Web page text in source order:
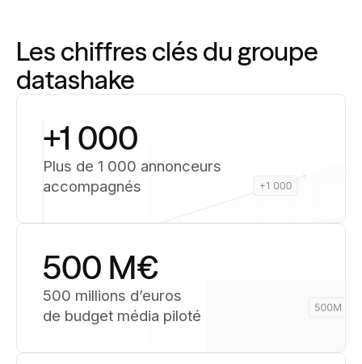
Les chiffres clés du groupe
datashake
+1 000
Plus de 1 000 annonceurs
accompagnés
500 M€
500 millions d’euros
de budget média piloté